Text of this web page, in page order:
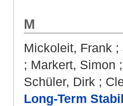
M
Mickoleit, Frank ;
; Markert, Simon
Schüler, Dirk ;
Long‐Term